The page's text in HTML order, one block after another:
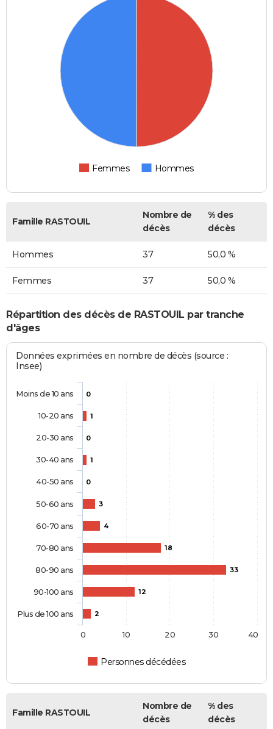
Femmes Hommes
Famille RASTOUIL
Nombre de
décès
% des
décès
Hommes 37 50,0 %
Femmes 37 50,0 %
Répartition des décès de RASTOUIL par tranche
d'âges
Données exprimées en nombre de décès (source :
Insee)
0
1
0
1
0
3
4
18
33
12
2
Personnes décédées
Moins de 10 ans
10-20 ans
20-30 ans
30-40 ans
40-50 ans
50-60 ans
60-70 ans
70-80 ans
80-90 ans
90-100 ans
Plus de 100 ans
0 10 20 30 40
Famille RASTOUIL
Nombre de
décès
% des
décès